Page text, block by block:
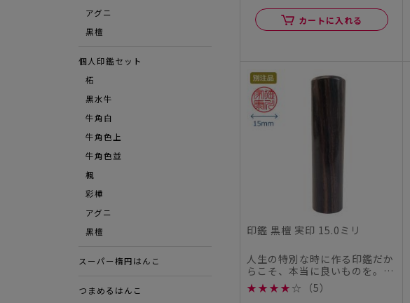
アグニ
黒檀
個人印鑑セット
柘
黒水牛
牛角白
牛角色上
牛角色並
楓
彩樺
アグニ
⿊檀
スーパー楕円はんこ
つまめるはんこ
カートに入れる
印鑑 黒檀 実印 15.0ミリ
人生の特別な時に作る印鑑だか
らこそ、本当に良いものを。
この度、シヤチハタオフィシャ
ル...
★ ★ ★ ★ ☆ （5）